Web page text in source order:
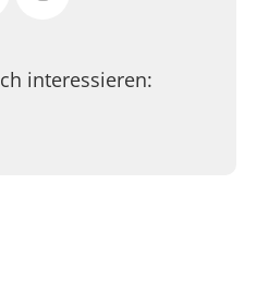
interessieren: